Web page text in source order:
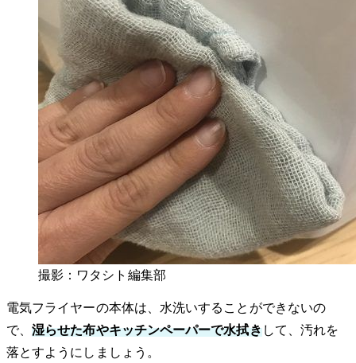
撮影：ワタシト編集部
電気フライヤーの本体は、水洗いすることができないの
で、湿らせた布やキッチンペーパーで水拭きして、汚れを
落とすようにしましょう。